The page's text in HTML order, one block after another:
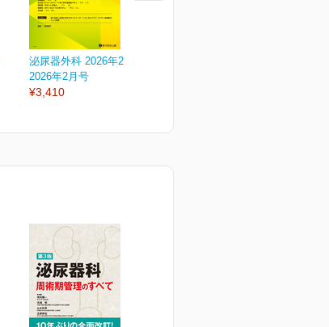
泌尿器外科 2026年2月号
2026年2月号
¥3,410